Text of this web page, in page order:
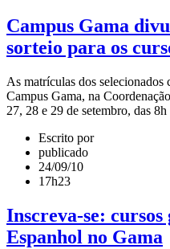
Campus Gama
sorteio para os
As matrículas dos selecionados
Campus Gama, na
27, 28 e 29 de setembro, das
Escrito por
publicado
24/09/10
17h23
Inscreva-se:
Espanhol no Gama